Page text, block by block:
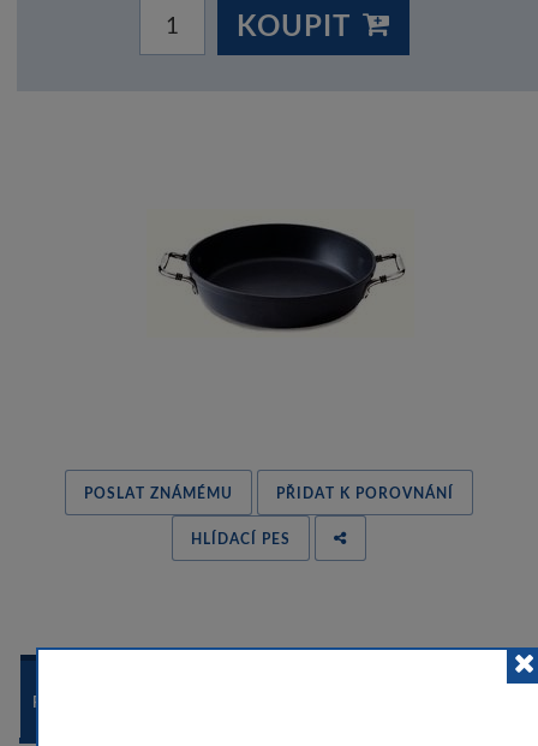
KOUPIT
POSLAT ZNÁMÉMU PŘIDAT K POROVNÁNÍ
HLÍDACÍ PES
POPIS ZBOŽÍ